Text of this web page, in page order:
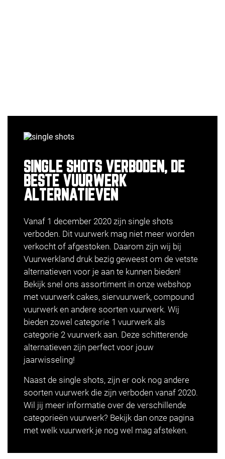
SINGLE SHOTS VERBODEN, DE
BESTE VUURWERK
ALTERNATIEVEN
Vanaf 1 december 2020 zijn single shots
verboden. Dit vuurwerk mag niet meer worden
verkocht of afgestoken. Daarom zijn wij bij
Vuurwerkland druk bezig geweest om de vetste
alternatieven voor je aan te kunnen bieden!
Bekijk snel ons assortiment in onze webshop
met vuurwerk cakes, siervuurwerk, compound
vuurwerk en andere soorten vuurwerk. Wij
bieden zowel categorie 1 vuurwerk als
categorie 2 vuurwerk aan. Deze schitterende
alternatieven zijn perfect voor jouw
jaarwisseling!
Naast de single shots, zijn er ook nog andere
soorten vuurwerk die zijn verboden vanaf 2020.
Wil jij meer informatie over de verschillende
categorieën vuurwerk? Bekijk dan onze pagina
met welk vuurwerk je nog wel mag afsteken.